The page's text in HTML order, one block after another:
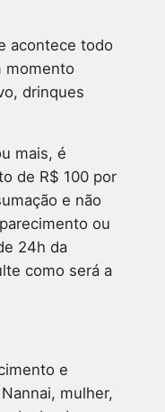
acontece todo
momento
drinques
mais, é
de R$ 100 por
e não
ou
24h da
como será a
e
mulher,